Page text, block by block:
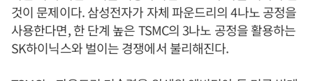
것이 문제이다. 삼성전자가 자체 파운드리의 4나노 공정을
사용한다면, 한 단계 높은 TSMC의 3나노 공정을 활용하는
SK하이닉스와 벌이는 경쟁에서 불리해진다.